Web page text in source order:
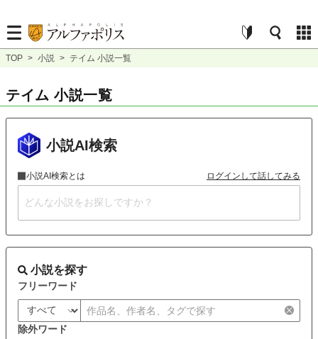
TOP > 小説 > テイム 小説一覧
テイム 小説一覧
小説AI検索
小説AI検索とは ログインして話してみる
小説を探す
フリーワード
除外ワード